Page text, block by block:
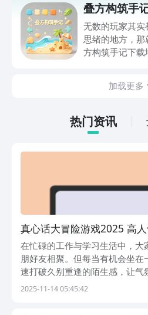
关链接，在最近
高，无论是先
张有趣的战斗
关注，你是否也
叠方构筑手
无数的玩家其
思绪的地方，
方构筑手记下
情。如果大家
下游戏的主要乐
加载更多
热门资讯
真心话大冒险游戏2025 高
榜单
在忙碌的工作与学习生活中，
朋好友相聚。但每当有机会坐
速打破久别重逢的陌生感，让
款合适的互动游戏就显得尤为重
2025-11-14 05:45:42